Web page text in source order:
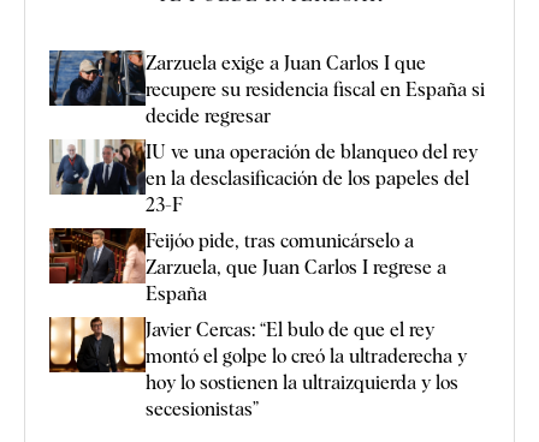
Zarzuela exige a Juan Carlos I que
recupere su residencia fiscal en España si
decide regresar
IU ve una operación de blanqueo del rey
en la desclasificación de los papeles del
23-F
Feijóo pide, tras comunicárselo a
Zarzuela, que Juan Carlos I regrese a
España
Javier Cercas: “El bulo de que el rey
montó el golpe lo creó la ultraderecha y
hoy lo sostienen la ultraizquierda y los
secesionistas”